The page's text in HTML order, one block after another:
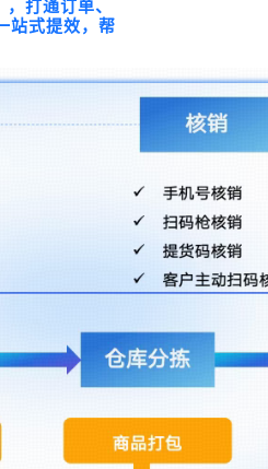
，打通订单、
站式提效，帮